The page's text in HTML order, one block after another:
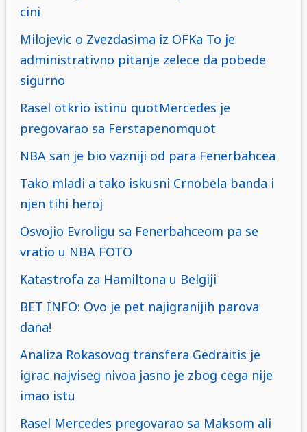
cini
Milojevic o Zvezdasima iz OFKa To je
administrativno pitanje zelece da pobede
sigurno
Rasel otkrio istinu quotMercedes je
pregovarao sa Ferstapenomquot
NBA san je bio vazniji od para Fenerbahcea
Tako mladi a tako iskusni Crnobela banda i
njen tihi heroj
Osvojio Evroligu sa Fenerbahceom pa se
vratio u NBA FOTO
Katastrofa za Hamiltona u Belgiji
BET INFO: Ovo je pet najigranijih parova
dana!
Analiza Rokasovog transfera Gedraitis je
igrac najviseg nivoa jasno je zbog cega nije
imao istu
Rasel Mercedes pregovarao sa Maksom ali